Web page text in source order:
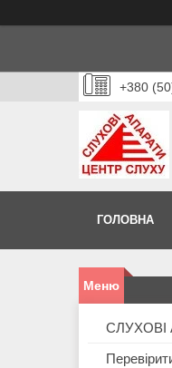
+380
ГОЛОВНА
СЛУХОВІ